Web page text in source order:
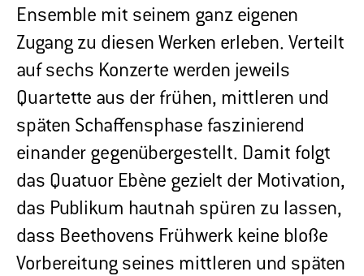
Ensemble mit seinem ganz eigenen
Zugang zu diesen Werken erleben. Verteilt
auf sechs Konzerte werden jeweils
Quartette aus der frühen, mittleren und
späten Schaffensphase faszinierend
einander gegenübergestellt. Damit folgt
das Quatuor Ebène gezielt der Motivation,
das Publikum hautnah spüren zu lassen,
dass Beethovens Frühwerk keine bloße
Vorbereitung seines mittleren und späten